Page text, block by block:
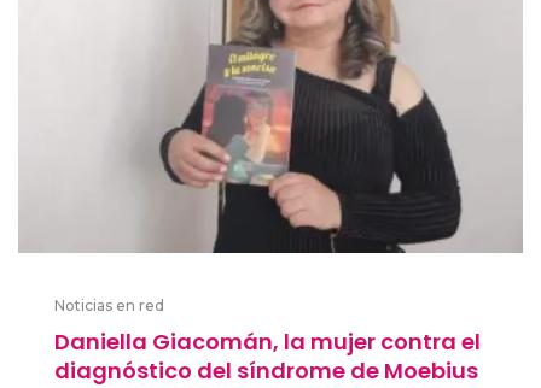
Noticias en red
Daniella Giacomán, la mujer contra el
diagnóstico del síndrome de Moebius